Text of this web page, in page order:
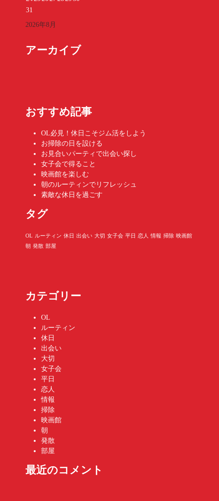
2026年8月
31
アーカイブ
おすすめ記事
OL必見！休日こそジム活をしよう
お掃除の日を設ける
お見合いパーティで出会い探し
女子会で得ること
映画館を楽しむ
朝のルーティンでリフレッシュ
素敵な休日を過ごす
タグ
OL ルーティン 休日 出会い 大切 女子会 平日 恋人 情報 掃除 映画館
朝 発散 部屋
カテゴリー
OL
ルーティン
休日
出会い
大切
女子会
平日
恋人
情報
掃除
映画館
朝
発散
部屋
最近のコメント